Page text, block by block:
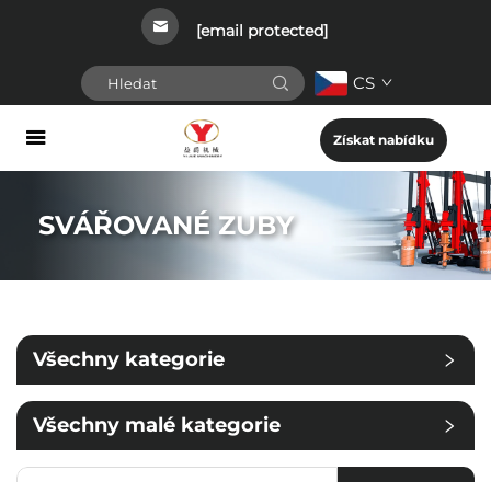
[email protected]
CS
Získat nabídku
SVÁŘOVANÉ ZUBY
Všechny kategorie
Všechny malé kategorie